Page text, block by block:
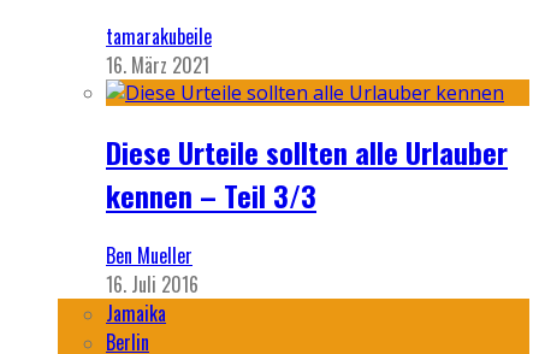
tamarakubeile
16. März 2021
Diese Urteile sollten alle Urlauber
kennen – Teil 3/3
Ben Mueller
16. Juli 2016
Jamaika
Berlin